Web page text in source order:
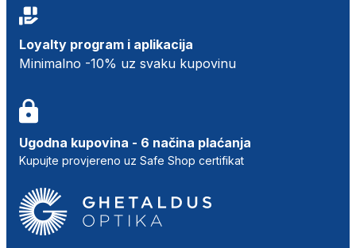
Loyalty program i aplikacija
Minimalno -10% uz svaku kupovinu
Ugodna kupovina - 6 načina plaćanja
Kupujte provjereno uz Safe Shop certifikat